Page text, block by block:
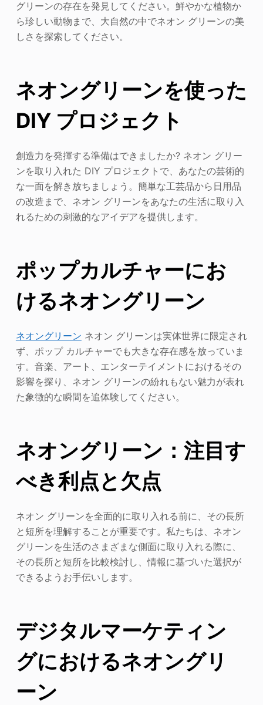
グリーンの存在を発見してください。鮮やかな植物か
ら珍しい動物まで、大自然の中でネオン グリーンの美
しさを探索してください。
ネオングリーンを使った
DIY プロジェクト
創造力を発揮する準備はできましたか? ネオン グリー
ンを取り入れた DIY プロジェクトで、あなたの芸術的
な一面を解き放ちましょう。簡単な工芸品から日用品
の改造まで、ネオン グリーンをあなたの生活に取り入
れるための刺激的なアイデアを提供します。
ポップカルチャーにお
けるネオングリーン
ネオングリーン ネオン グリーンは実体世界に限定され
ず、ポップ カルチャーでも大きな存在感を放っていま
す。音楽、アート、エンターテイメントにおけるその
影響を探り、ネオン グリーンの紛れもない魅力が表れ
た象徴的な瞬間を追体験してください。
ネオングリーン：注目す
べき利点と欠点
ネオン グリーンを全面的に取り入れる前に、その長所
と短所を理解することが重要です。私たちは、ネオン
グリーンを生活のさまざまな側面に取り入れる際に、
その長所と短所を比較検討し、情報に基づいた選択が
できるようお手伝いします。
デジタルマーケティン
グにおけるネオングリ
ーン